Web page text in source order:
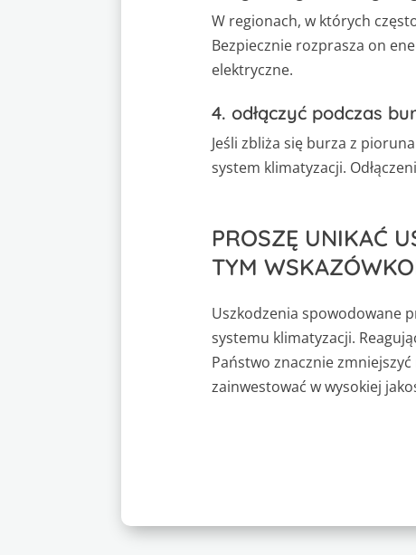
W regionach, w których
Bezpiecznie rozprasza on
elektryczne.
4. odłączyć podczas
Jeśli zbliża się burza z
system klimatyzacji.
PROSZĘ UNIKAĆ
TYM
Uszkodzenia spowodowane
systemu klimatyzacji.
Państwo znacznie
zainwestować w wysokiej